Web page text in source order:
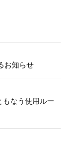
お知らせ
なう使用ルー